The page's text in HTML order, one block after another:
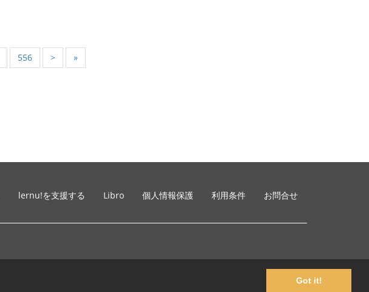
Got it!
556 > »
lernu!を支援する Libro 個人情報保護 利用条件 お問合せ